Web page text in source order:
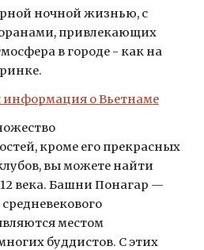
ночной жизнью, с
привлекающих
в городе - как на
информация о Вьетнаме
кроме его прекрасных
вы можете найти
века. Башни Понагар —
местом
буддистов. С этих